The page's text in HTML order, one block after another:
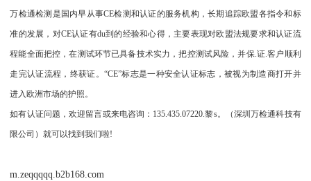
万检通检测是国内早从事CE检测和认证的服务机构，长期追踪欧盟各指令和标
准的发展，对CE认证有du到的经验和心得，主要表现对欧盟法规要求和认证流
程能全面把控，在测试环节已具备技术实力，把控测试风险，并保.证.客户顺利
走完认证流程，终获证。“CE”标志是一种安全认证标志，被视为制造商打开并
进入欧洲市场的护照。
如有认证问题，欢迎留言或来电咨询：135.435.07220.黎s。（深圳万检通科技有
限公司）就可以找到我们啦!
m.zeqqqqq.b2b168.com